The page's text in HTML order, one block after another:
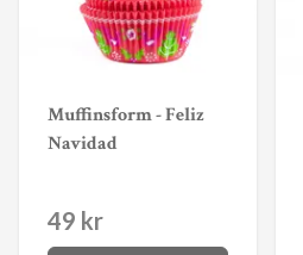
Muffinsform - Feliz
Navidad
49 kr